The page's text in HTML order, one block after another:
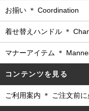
お揃い ＊ Coordination
着せ替えハンドル ＊
マナーアイテム ＊
コンテンツを見る
ご利用案内 ＊ ご注文前に